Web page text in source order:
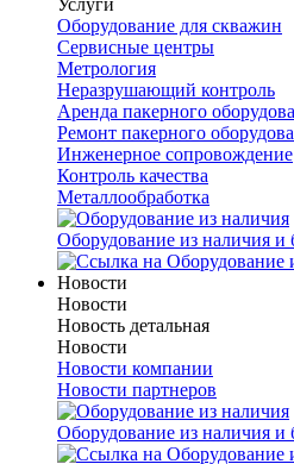
Услуги
Оборудование для скважин
Сервисные центры
Метрология
Неразрушающий контроль
Аренда пакерного
Ремонт пакерного
Инженерное сопровождение
Контроль качества
Металлообработка
Оборудование из наличия и
Новости
Новости
Новость детальная
Новости
Новости компании
Новости партнеров
Оборудование из наличия и